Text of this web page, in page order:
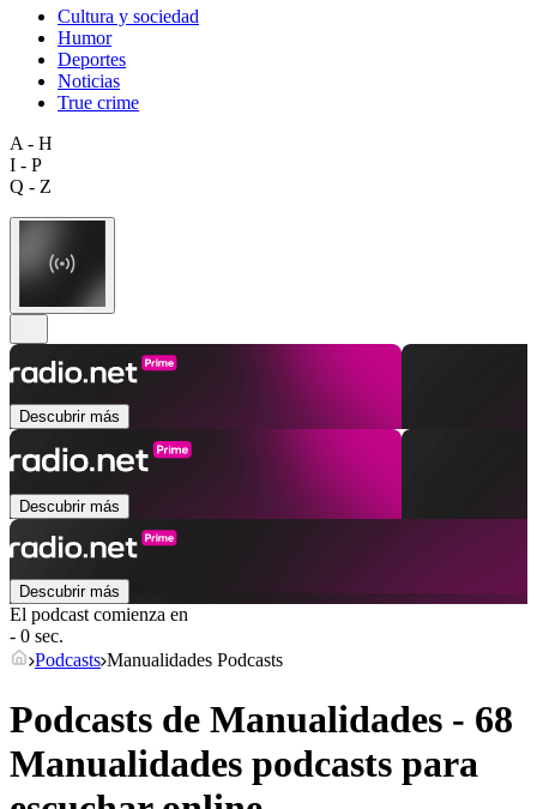
Cultura y sociedad
Humor
Deportes
Noticias
True crime
A - H
I - P
Q - Z
Descubrir más
Descubrir más
Descubrir más
El podcast comienza en
- 0 sec.
Podcasts Manualidades Podcasts
Podcasts de Manualidades - 68
Manualidades podcasts para